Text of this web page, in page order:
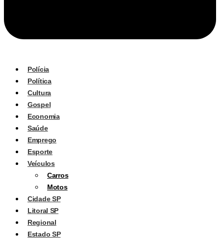
Polícia
Política
Cultura
Gospel
Economia
Saúde
Emprego
Esporte
Veículos
Carros
Motos
Cidade SP
Litoral SP
Regional
Estado SP